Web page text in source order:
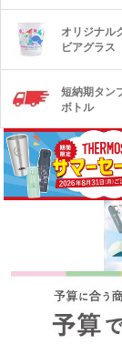
オリジナル
ビアグラス
短納期タン
ボトル